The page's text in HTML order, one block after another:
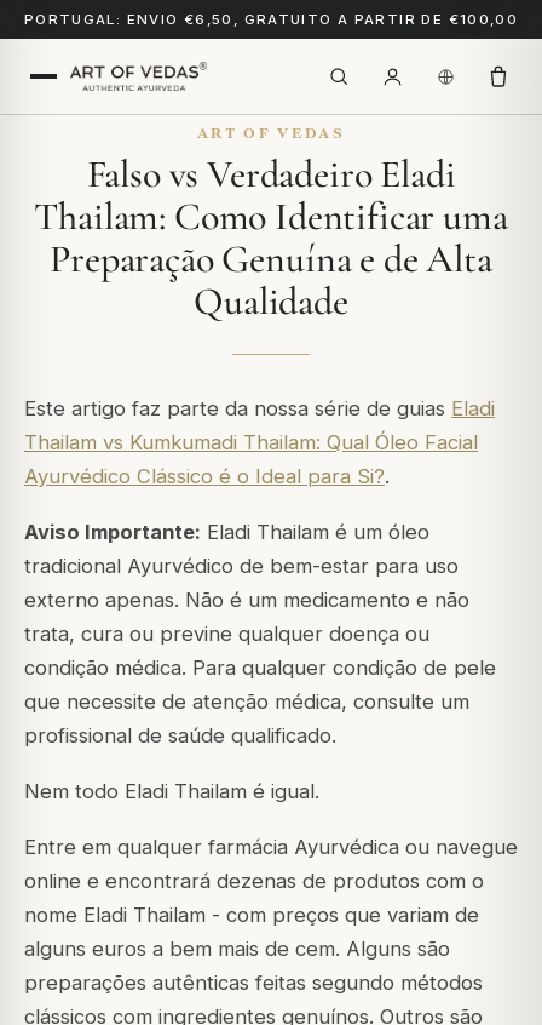
PORTUGAL: ENVIO €6,50, GRATUITO A PARTIR DE €100,00
ART OF VEDAS
Falso vs Verdadeiro Eladi
Thailam: Como Identificar uma
Preparação Genuína e de Alta
Qualidade
Este artigo faz parte da nossa série de guias Eladi
Thailam vs Kumkumadi Thailam: Qual Óleo Facial
Ayurvédico Clássico é o Ideal para Si?.
Aviso Importante: Eladi Thailam é um óleo
tradicional Ayurvédico de bem-estar para uso
externo apenas. Não é um medicamento e não
trata, cura ou previne qualquer doença ou
condição médica. Para qualquer condição de pele
que necessite de atenção médica, consulte um
profissional de saúde qualificado.
Nem todo Eladi Thailam é igual.
Entre em qualquer farmácia Ayurvédica ou navegue
online e encontrará dezenas de produtos com o
nome Eladi Thailam - com preços que variam de
alguns euros a bem mais de cem. Alguns são
preparações autênticas feitas segundo métodos
clássicos com ingredientes genuínos. Outros são